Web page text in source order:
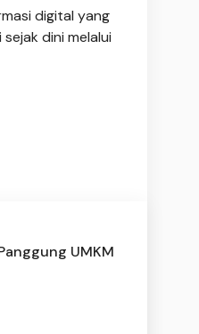
digital yang
dini melalui
UMKM